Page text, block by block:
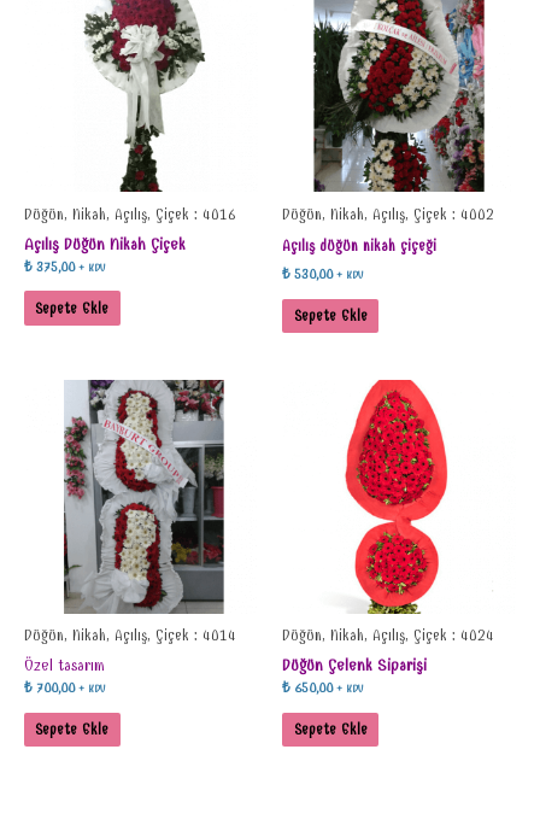
Düğün, Nikah, Açılış, Çiçek : 4016
Açılış Düğün Nikah Çiçek
₺375,00 + KDV
Sepete Ekle
Düğün, Nikah, Açılış, Çiçek : 4002
Açılış düğün nikah çiçeği
₺ 530,00 + KDV
Sepete Ekle
Düğün, Nikah, Açılış, Çiçek : 4014
Özel tasarım
₺700,00 + KDV
Sepete Ekle
Düğün, Nikah, Açılış, Çiçek : 4024
Düğün Çelenk Siparişi
₺ 650,00 + KDV
Sepete Ekle